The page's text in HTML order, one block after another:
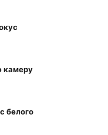
камеру
белого